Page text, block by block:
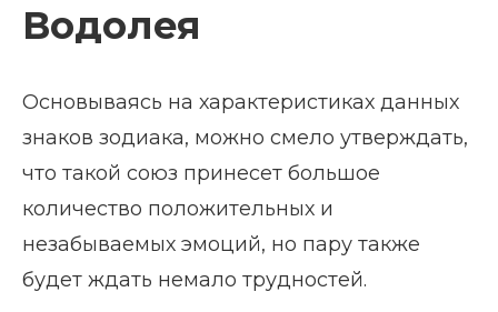
Водолея
Основываясь на характеристиках данных
знаков зодиака, можно смело утверждать,
что такой союз принесет большое
количество положительных и
незабываемых эмоций, но пару также
будет ждать немало трудностей.